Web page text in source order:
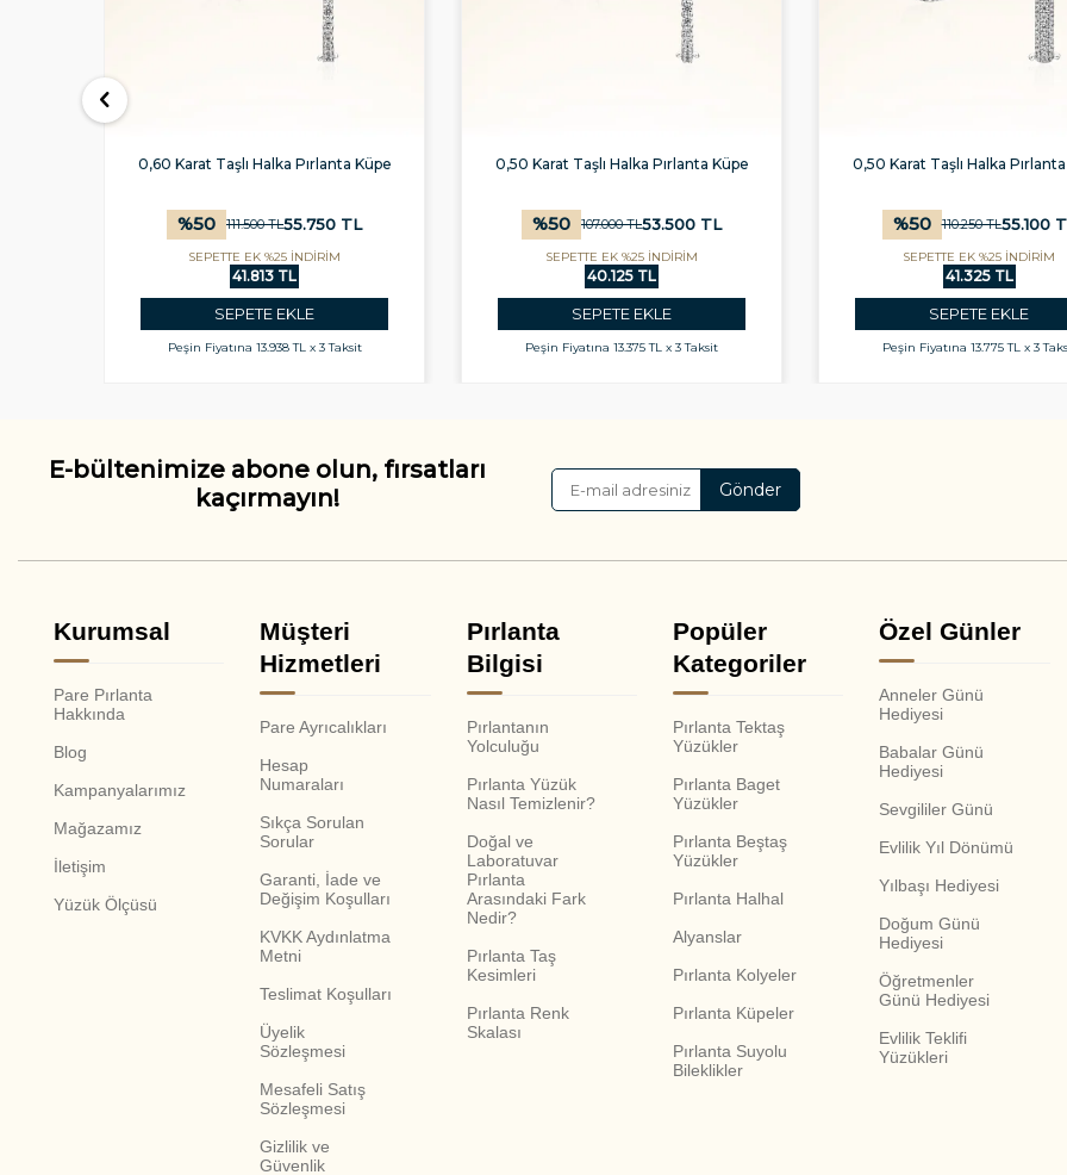
0,60 Karat Taşlı Halka Pırlanta Küpe
%50 111.500TL55.750 TL
SEPETTE EK %25 İNDİRİM
41.813 TL
SEPETE EKLE
Peşin Fiyatına 13.938 TL x 3 Taksit
0,50 Karat Taşlı Halka Pırlanta Küpe
%50 107.000TL53.500 TL
SEPETTE EK %25 İNDİRİM
40.125 TL
SEPETE EKLE
Peşin Fiyatına 13.375 TL x 3 Taksit
0,50 Karat Taşlı Halka
%50 110.250TL55.100
SEPETTE EK %25 İNDİRİM
41.325 TL
SEPETE EKLE
Peşin Fiyatına 13.775 TL x 3
E-bültenimize abone olun, fırsatları
kaçırmayın!
Gönder
Kurumsal
Pare Pırlanta
Hakkında
Blog
Kampanyalarımız
Mağazamız
İletişim
Yüzük Ölçüsü
Müşteri
Hizmetleri
Pare Ayrıcalıkları
Hesap
Numaraları
Sıkça Sorulan
Sorular
Garanti, İade ve
Değişim Koşulları
KVKK Aydınlatma
Metni
Teslimat Koşulları
Üyelik
Sözleşmesi
Mesafeli Satış
Sözleşmesi
Gizlilik ve
Güvenlik
Pırlanta
Bilgisi
Pırlantanın
Yolculuğu
Pırlanta Yüzük
Nasıl Temizlenir?
Doğal ve
Laboratuvar
Pırlanta
Arasındaki Fark
Nedir?
Pırlanta Taş
Kesimleri
Pırlanta Renk
Skalası
Popüler
Kategoriler
Pırlanta Tektaş
Yüzükler
Pırlanta Baget
Yüzükler
Pırlanta Beştaş
Yüzükler
Pırlanta Halhal
Alyanslar
Pırlanta Kolyeler
Pırlanta Küpeler
Pırlanta Suyolu
Bileklikler
Özel Günler
Anneler Günü
Hediyesi
Babalar Günü
Hediyesi
Sevgililer Günü
Evlilik Yıl Dönümü
Yılbaşı Hediyesi
Doğum Günü
Hediyesi
Öğretmenler
Günü Hediyesi
Evlilik Teklifi
Yüzükleri